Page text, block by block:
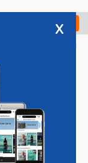
Check in
Vacatures
x